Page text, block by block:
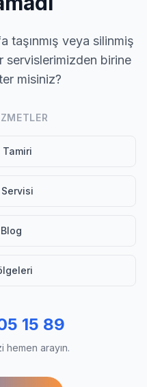
taşınmış veya silinmiş
servislerimizden birine
misiniz?
Tamiri
15 89
hemen arayın.